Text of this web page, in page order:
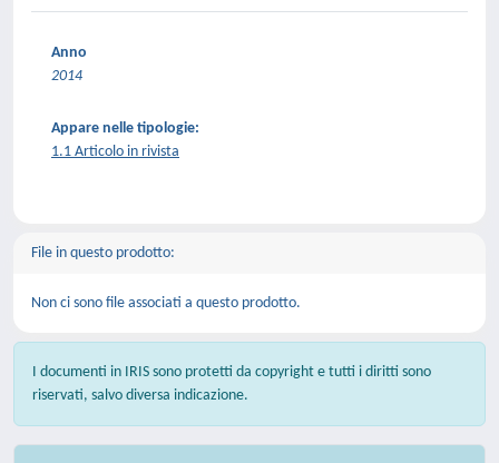
Anno
2014
Appare nelle tipologie:
1.1 Articolo in rivista
File in questo prodotto:
Non ci sono file associati a questo prodotto.
I documenti in IRIS sono protetti da copyright e tutti i diritti sono
riservati, salvo diversa indicazione.